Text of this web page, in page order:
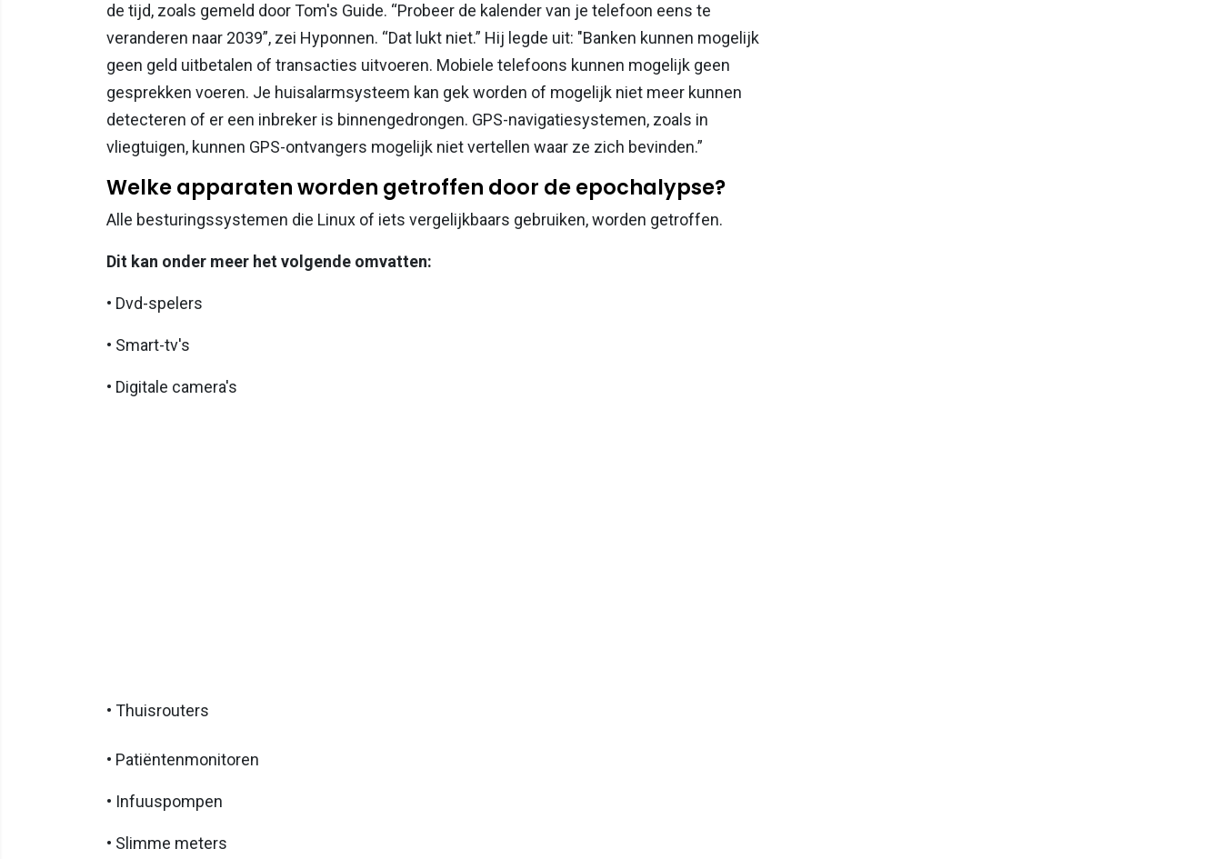
de tijd, zoals gemeld door Tom's Guide. “Probeer de kalender van je telefoon eens te
veranderen naar 2039”, zei Hyponnen. “Dat lukt niet.” Hij legde uit: "Banken kunnen mogelijk
geen geld uitbetalen of transacties uitvoeren. Mobiele telefoons kunnen mogelijk geen
gesprekken voeren. Je huisalarmsysteem kan gek worden of mogelijk niet meer kunnen
detecteren of er een inbreker is binnengedrongen. GPS-navigatiesystemen, zoals in
vliegtuigen, kunnen GPS-ontvangers mogelijk niet vertellen waar ze zich bevinden.”
Welke apparaten worden getroffen door de epochalypse?
Alle besturingssystemen die Linux of iets vergelijkbaars gebruiken, worden getroffen.
Dit kan onder meer het volgende omvatten:
• Dvd-spelers
• Smart-tv's
• Digitale camera's
• Thuisrouters
• Patiëntenmonitoren
• Infuuspompen
• Slimme meters